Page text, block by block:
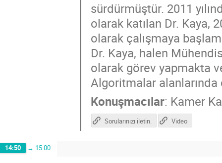
sürdürmüştür. 2011
olarak katılan Dr. Kaya,
olarak çalışmaya
Dr. Kaya, halen
olarak görev yapmakta
Algoritmalar alanlarında
Konuşmacılar: Kamer
Sorularınızı iletin. Video
14:50 → 15:00